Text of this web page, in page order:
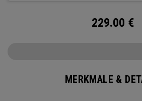
229.00 €
MERKMALE &